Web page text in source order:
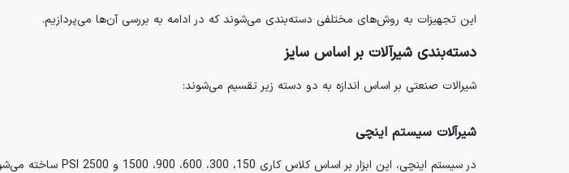
این تجهیزات به روش‌های مختلفی دسته‌بندی می‌شوند که در ادامه به بررسی آن‌ها می‌پردازیم.
دسته‌بندی شیرآلات بر اساس سایز
شیرالات صنعتی بر اساس اندازه به دو دسته زیر تقسیم می‌شوند:
شیرآلات سیستم اینچی